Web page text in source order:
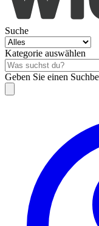
Suche
Kategorie auswählen
Geben Sie einen